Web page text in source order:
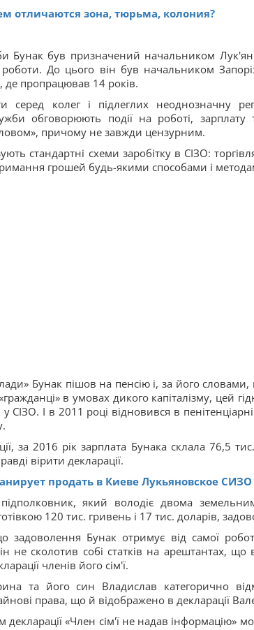
отличаются зона, тюрьма, колония?
Бунак був призначений начальником
До цього він був начальником
де пропрацював 14 років.
серед колег і підлеглих неоднозначну
обговорюють події на роботі, зарплату
причому не завжди цензурним.
стандартні схеми заробітку в СІЗО:
грошей будь-якими способами і
Бунак пішов на пенсію і, за його словами,
в умовах дикого капіталізму, цей
І в 2011 році відновився в
за 2016 рік зарплата Бунака склала 76,5
вірити декларації.
продать в Киеве Лукьяновское
який володіє двома
120 тис. гривень і 17 тис. доларів,
Бунак отримує від самої
не сколотив собі статків на арештантах, що
членів його сім'ї.
та його син Владислав категорично
права, що й відображено в декларації
«Член сім'ї не надав інформацію»